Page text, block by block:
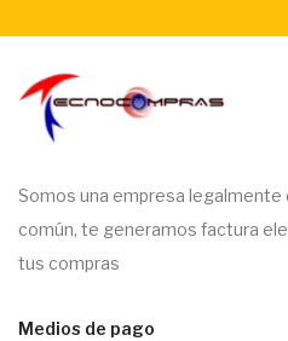
Somos una empresa
común, te generamos factura
tus compras
Medios de pago